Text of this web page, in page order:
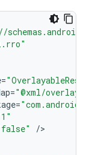
=
="@xml/
=
/